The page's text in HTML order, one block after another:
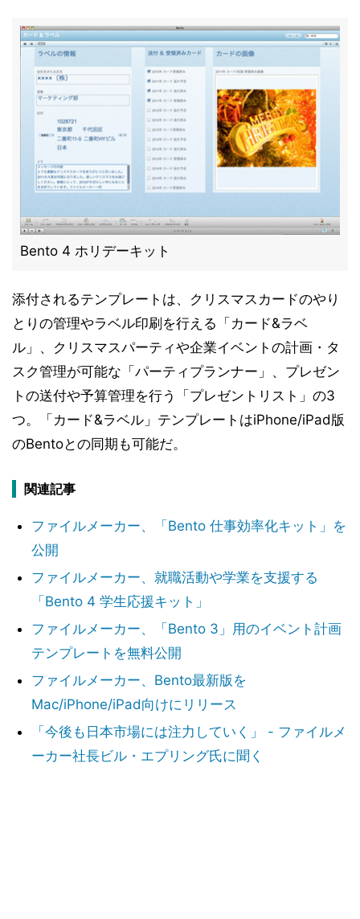
Bento 4 ホリデーキット
添付されるテンプレートは、クリスマスカードのやり
とりの管理やラベル印刷を行える「カード&ラベ
ル」、クリスマスパーティや企業イベントの計画・タ
スク管理が可能な「パーティプランナー」、プレゼン
トの送付や予算管理を行う「プレゼントリスト」の3
つ。「カード&ラベル」テンプレートはiPhone/iPad版
のBentoとの同期も可能だ。
関連記事
ファイルメーカー、「Bento 仕事効率化キット」を
公開
ファイルメーカー、就職活動や学業を支援する
「Bento 4 学生応援キット」
ファイルメーカー、「Bento 3」用のイベント計画
テンプレートを無料公開
ファイルメーカー、Bento最新版を
Mac/iPhone/iPad向けにリリース
「今後も日本市場には注力していく」 - ファイルメ
ーカー社長ビル・エプリング氏に聞く